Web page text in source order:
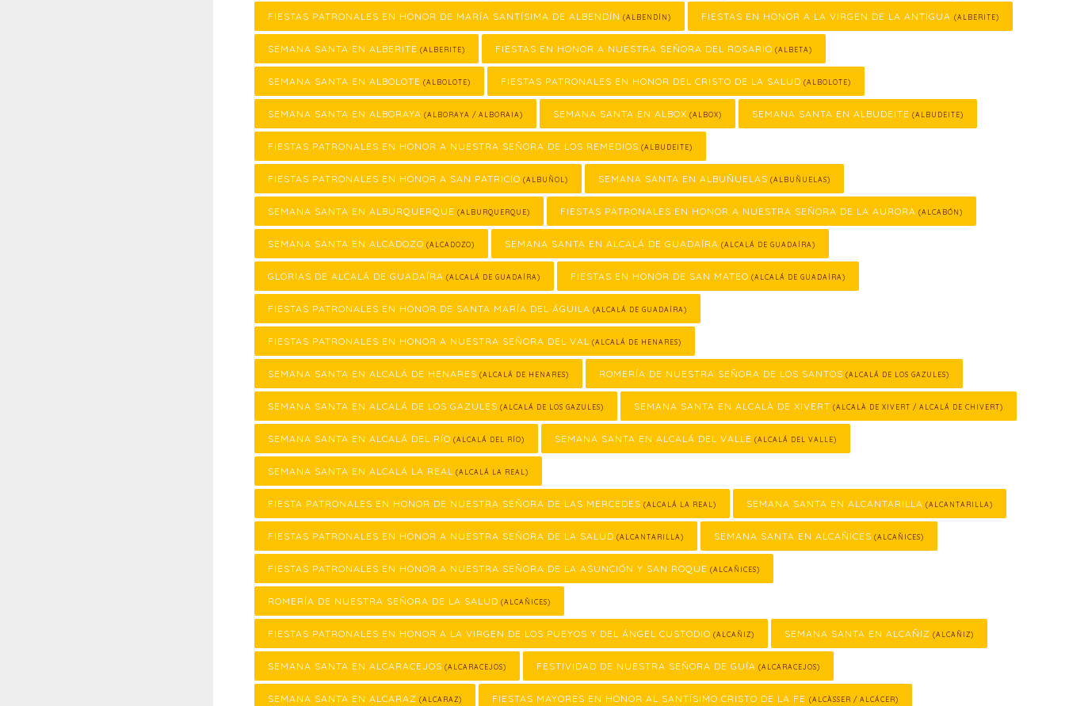
FIESTAS PATRONALES EN HONOR DE MARÍA SANTÍSIMA DE ALBENDÍN (ALBENDÍN) FIESTAS EN HONOR A LA VIRGEN DE LA ANTIGUA(ALBERITE)
SEMANA SANTA EN ALBERITE (ALBERITE) FIESTAS EN HONOR A NUESTRA SEÑORA DEL ROSARIO (ALBETA)
SEMANA SANTA EN ALBOLOTE (ALBOLOTE) FIESTAS PATRONALES EN HONOR DEL CRISTO DE LA SALUD (ALBOLOTE)
SEMANA SANTA EN ALBORAYA (ALBORAYA / ALBORAIA) SEMANA SANTA EN ALBOX (ALBOX) SEMANA SANTA EN ALBUDEITE (ALBUDEITE)
FIESTAS PATRONALES EN HONOR A NUESTRA SEÑORA DE LOS REMEDIOS (ALBUDEITE)
FIESTAS PATRONALES EN HONOR A SAN PATRICIO (ALBUÑOL) SEMANA SANTA EN ALBUÑUELAS (ALBUÑUELAS)
SEMANA SANTA EN ALBURQUERQUE (ALBURQUERQUE) FIESTAS PATRONALES EN HONOR A NUESTRA SEÑORA DE LA AURORA (ALCABÓN)
SEMANA SANTA EN ALCADOZO (ALCADOZO) SEMANA SANTA EN ALCALÁ DE GUADAÍRA (ALCALÁ DE GUADAÍRA)
GLORIAS DE ALCALÁ DE GUADAÍRA (ALCALÁ DE GUADAÍRA) FIESTAS EN HONOR DE SAN MATEO (ALCALÁ DE GUADAÍRA)
FIESTAS PATRONALES EN HONOR DE SANTA MARÍA DEL ÁGUILA (ALCALÁ DE GUADAÍRA)
FIESTAS PATRONALES EN HONOR A NUESTRA SEÑORA DEL VAL (ALCALÁ DE HENARES)
SEMANA SANTA EN ALCALÁ DE HENARES (ALCALÁ DE HENARES) ROMERÍA DE NUESTRA SEÑORA DE LOS SANTOS (ALCALÁ DE LOS GAZULES)
SEMANA SANTA EN ALCALÁ DE LOS GAZULES (ALCALÁ DE LOS GAZULES) SEMANA SANTA EN ALCALÀ DE XIVERT (ALCALÀ DE XIVERT / ALCALÁ DE CHIVERT)
SEMANA SANTA EN ALCALÁ DEL RÍO (ALCALÁ DEL RÍO) SEMANA SANTA EN ALCALÁ DEL VALLE (ALCALÁ DEL VALLE)
SEMANA SANTA EN ALCALÁ LA REAL (ALCALÁ LA REAL)
FIESTA PATRONALES EN HONOR DE NUESTRA SEÑORA DE LAS MERCEDES (ALCALÁ LA REAL) SEMANA SANTA EN ALCANTARILLA (ALCANTARILLA)
FIESTAS PATRONALES EN HONOR A NUESTRA SEÑORA DE LA SALUD (ALCANTARILLA) SEMANA SANTA EN ALCAÑICES (ALCAÑICES)
FIESTAS PATRONALES EN HONOR A NUESTRA SEÑORA DE LA ASUNCIÓN Y SAN ROQUE (ALCAÑICES)
ROMERÍA DE NUESTRA SEÑORA DE LA SALUD (ALCAÑICES)
FIESTAS PATRONALES EN HONOR A LA VIRGEN DE LOS PUEYOS Y DEL ÁNGEL CUSTODIO (ALCAÑIZ) SEMANA SANTA EN ALCAÑIZ (ALCAÑIZ)
SEMANA SANTA EN ALCARACEJOS (ALCARACEJOS) FESTIVIDAD DE NUESTRA SEÑORA DE GUÍA (ALCARACEJOS)
SEMANA SANTA EN ALCARAZ (ALCARAZ) FIESTAS MAYORES EN HONOR AL SANTÍSIMO CRISTO DE LA FE(ALCÀSSER / ALCÁCER)